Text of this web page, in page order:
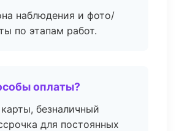
наблюдения и фото/
по этапам работ.
оплаты?
безналичный
для постоянных